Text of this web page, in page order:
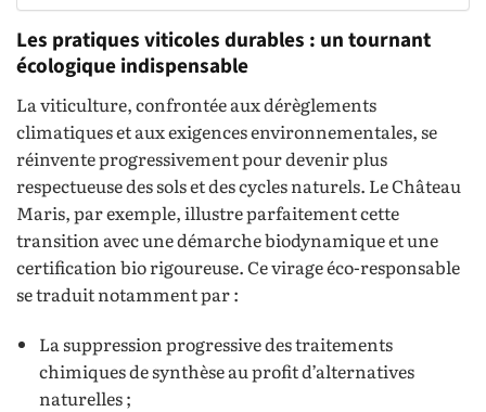
Les pratiques viticoles durables : un tournant
écologique indispensable
La viticulture, confrontée aux dérèglements
climatiques et aux exigences environnementales, se
réinvente progressivement pour devenir plus
respectueuse des sols et des cycles naturels. Le Château
Maris, par exemple, illustre parfaitement cette
transition avec une démarche biodynamique et une
certification bio rigoureuse. Ce virage éco-responsable
se traduit notamment par :
La suppression progressive des traitements
chimiques de synthèse au profit d’alternatives
naturelles ;